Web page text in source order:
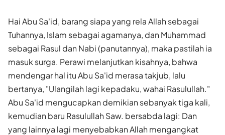
Hai Abu Sa'id, barang siapa yang rela Allah sebagai
Tuhannya, Islam sebagai agamanya, dan Muhammad
sebagai Rasul dan Nabi (panutannya), maka pastilah ia
masuk surga. Perawi melanjutkan kisahnya, bahwa
mendengar hal itu Abu Sa'id merasa takjub, lalu
bertanya, "Ulangilah lagi kepadaku, wahai Rasulullah."
Abu Sa'id mengucapkan demikian sebanyak tiga kali,
kemudian baru Rasulullah Saw. bersabda lagi: Dan
yang lainnya lagi menyebabkan Allah mengangkat